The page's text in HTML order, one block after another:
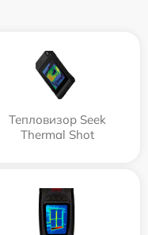
Тепловизор Seek
Thermal Shot